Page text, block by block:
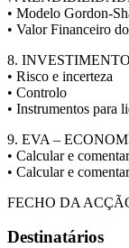
• Modelo Gordon-
• Valor Financeiro
8.
• Risco e incerteza
• Controlo
• Instrumentos para
9. EVA –
• Calcular e
• Calcular e
FECHO DA
Destinatários